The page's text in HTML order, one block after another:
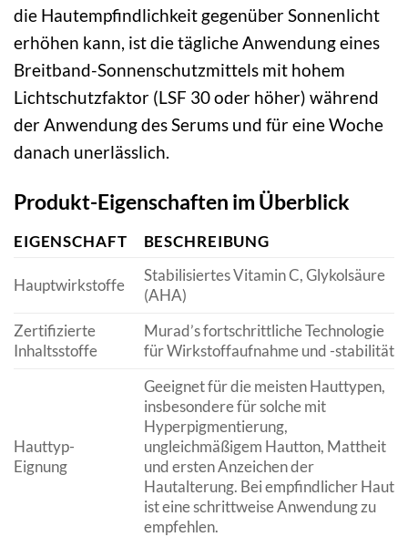
die Hautempfindlichkeit gegenüber Sonnenlicht
erhöhen kann, ist die tägliche Anwendung eines
Breitband-Sonnenschutzmittels mit hohem
Lichtschutzfaktor (LSF 30 oder höher) während
der Anwendung des Serums und für eine Woche
danach unerlässlich.
Produkt-Eigenschaften im Überblick
EIGENSCHAFT BESCHREIBUNG
Hauptwirkstoffe
Stabilisiertes Vitamin C, Glykolsäure
(AHA)
Zertifizierte
Inhaltsstoffe
Murad’s fortschrittliche Technologie
für Wirkstoffaufnahme und -stabilität
Hauttyp-
Eignung
Geeignet für die meisten Hauttypen,
insbesondere für solche mit
Hyperpigmentierung,
ungleichmäßigem Hautton, Mattheit
und ersten Anzeichen der
Hautalterung. Bei empfindlicher Haut
ist eine schrittweise Anwendung zu
empfehlen.